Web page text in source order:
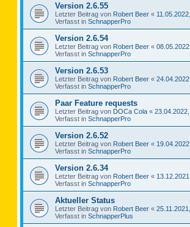
Version 2.6.55
Letzter Beitrag von Robert Beer «
Verfasst in SchnapperPro
Version 2.6.54
Letzter Beitrag von Robert Beer «
Verfasst in SchnapperPro
Version 2.6.53
Letzter Beitrag von Robert Beer «
Verfasst in SchnapperPro
Paar Feature requests
Letzter Beitrag von DOCa Cola «
Verfasst in SchnapperPro
Version 2.6.52
Letzter Beitrag von Robert Beer «
Verfasst in SchnapperPro
Version 2.6.34
Letzter Beitrag von Robert Beer «
Verfasst in SchnapperPro
Aktueller Status
Letzter Beitrag von Robert Beer «
Verfasst in SchnapperPlus